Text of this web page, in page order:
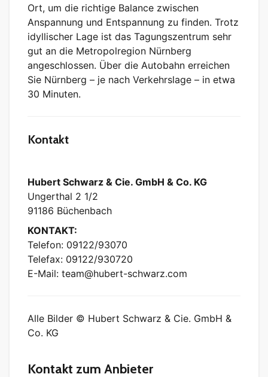
Ort, um die richtige Balance zwischen
Anspannung und Entspannung zu finden. Trotz
idyllischer Lage ist das Tagungszentrum sehr
gut an die Metropolregion Nürnberg
angeschlossen. Über die Autobahn erreichen
Sie Nürnberg – je nach Verkehrslage – in etwa
30 Minuten.
Kontakt
Hubert Schwarz & Cie. GmbH & Co. KG
Ungerthal 2 1/2
91186 Büchenbach
KONTAKT:
Telefon: 09122/93070
Telefax: 09122/930720
E-Mail: team@hubert-schwarz.com
Alle Bilder © Hubert Schwarz & Cie. GmbH &
Co. KG
Kontakt zum Anbieter